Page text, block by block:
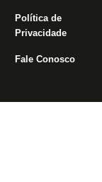
Política de
Privacidade
Fale Conosco